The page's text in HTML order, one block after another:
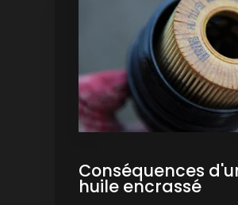
Conséquences
huile encrassé